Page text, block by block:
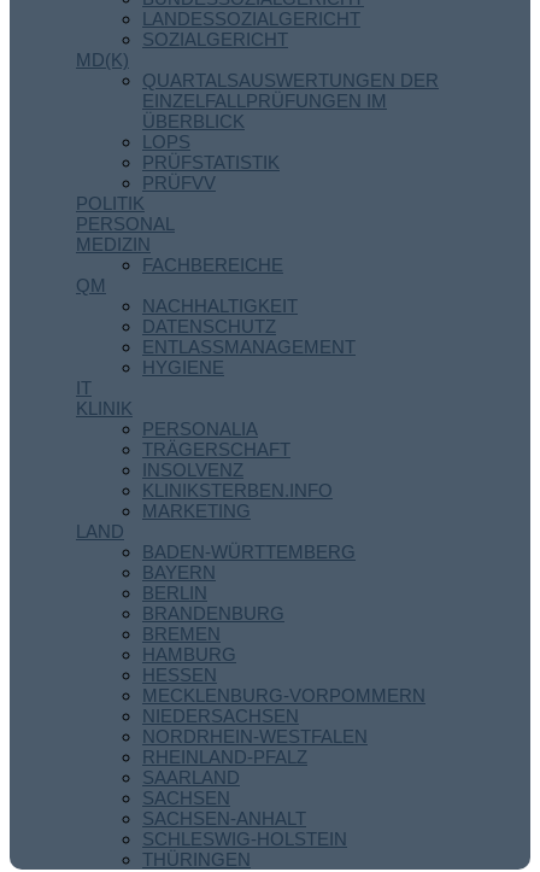
LANDESSOZIALGERICHT
SOZIALGERICHT
MD(K)
QUARTALSAUSWERTUNGEN DER
EINZELFALLPRÜFUNGEN IM
ÜBERBLICK
LOPS
PRÜFSTATISTIK
PRÜFVV
POLITIK
PERSONAL
MEDIZIN
FACHBEREICHE
QM
NACHHALTIGKEIT
DATENSCHUTZ
ENTLASSMANAGEMENT
HYGIENE
IT
KLINIK
PERSONALIA
TRÄGERSCHAFT
INSOLVENZ
KLINIKSTERBEN.INFO
MARKETING
LAND
BADEN-WÜRTTEMBERG
BAYERN
BERLIN
BRANDENBURG
BREMEN
HAMBURG
HESSEN
MECKLENBURG-VORPOMMERN
NIEDERSACHSEN
NORDRHEIN-WESTFALEN
RHEINLAND-PFALZ
SAARLAND
SACHSEN
SACHSEN-ANHALT
SCHLESWIG-HOLSTEIN
THÜRINGEN